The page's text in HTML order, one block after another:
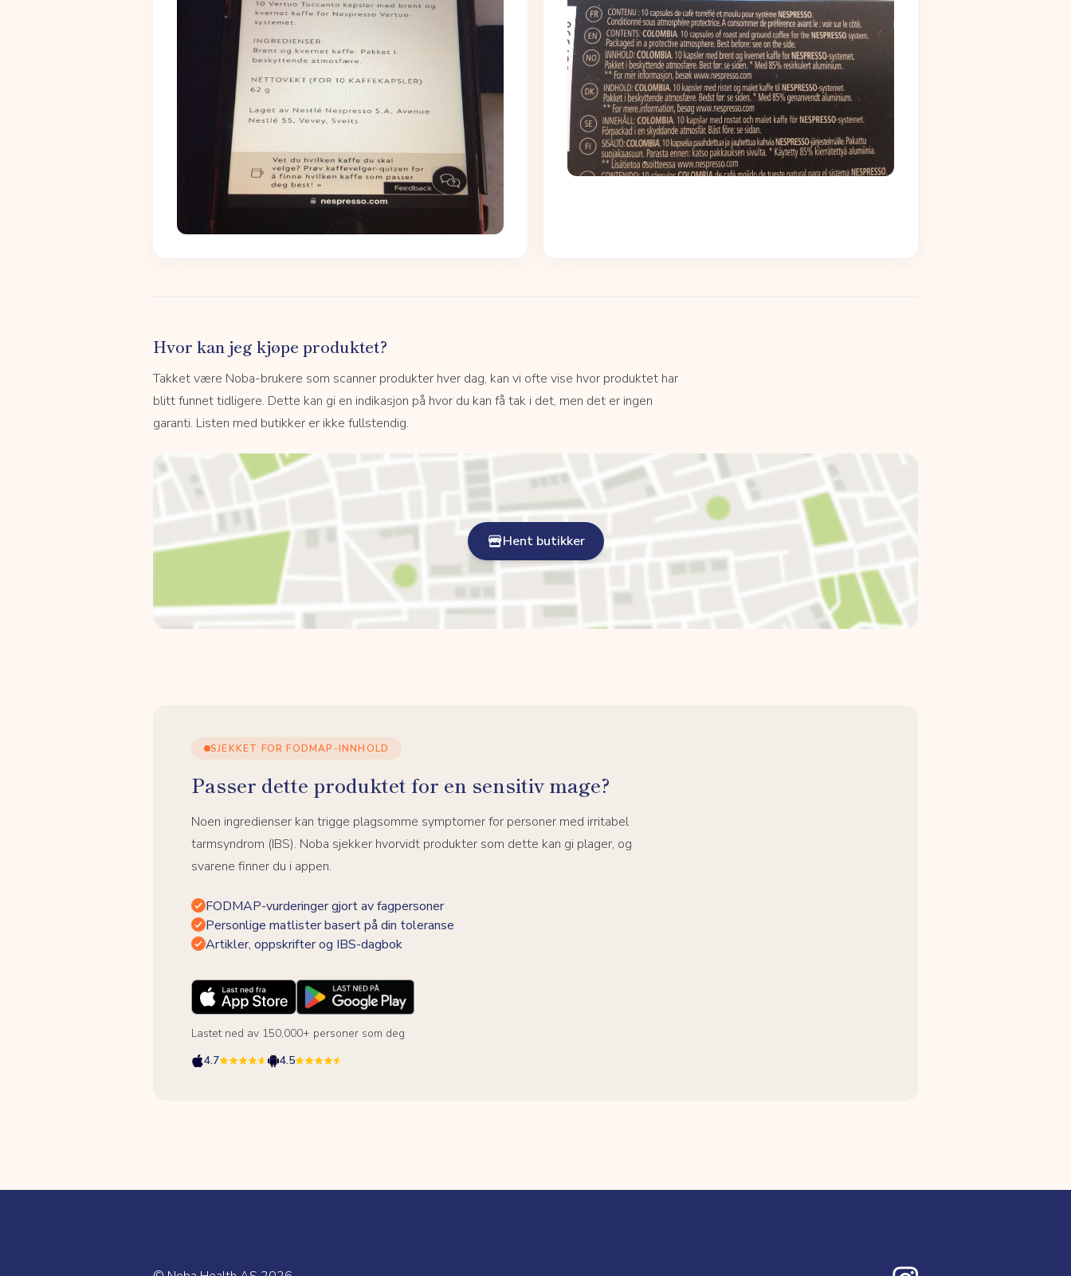
Hvor kan jeg kjøpe produktet?
Takket være Noba-brukere som scanner produkter hver dag, kan vi ofte vise hvor produktet har
blitt funnet tidligere. Dette kan gi en indikasjon på hvor du kan få tak i det, men det er ingen
garanti. Listen med butikker er ikke fullstendig.
Hent butikker
SJEKKET FOR FODMAP-INNHOLD
Passer dette produktet for en sensitiv mage?
Noen ingredienser kan trigge plagsomme symptomer for personer med irritabel
tarmsyndrom (IBS). Noba sjekker hvorvidt produkter som dette kan gi plager, og
svarene finner du i appen.
FODMAP-vurderinger gjort av fagpersoner
Personlige matlister basert på din toleranse
Artikler, oppskrifter og IBS-dagbok
Lastet ned av 150,000+ personer som deg
4.7
4.5